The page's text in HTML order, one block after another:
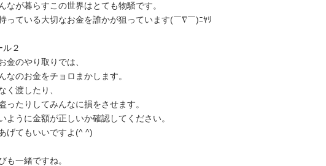
なが暮らすこの世界はとても物騒です。
っている大切なお金を誰かが狙っています(￣∇￣)ﾆﾔﾘ
２
金のやり取りでは、
なのお金をチョロまかします。
く渡したり、
ったりしてみんなに損をさせます。
ように金額が正しいか確認してください。
げてもいいですよ(^ ^)
も一緒ですね。